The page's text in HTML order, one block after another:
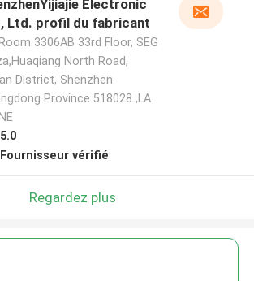
Electronic
Ltd. profil du fabricant
Room 3306AB 33rd Floor, SEG
North Road,
District, Shenzhen
Province 518028 ,LA
5.0
Fournisseur vérifié
Regardez plus